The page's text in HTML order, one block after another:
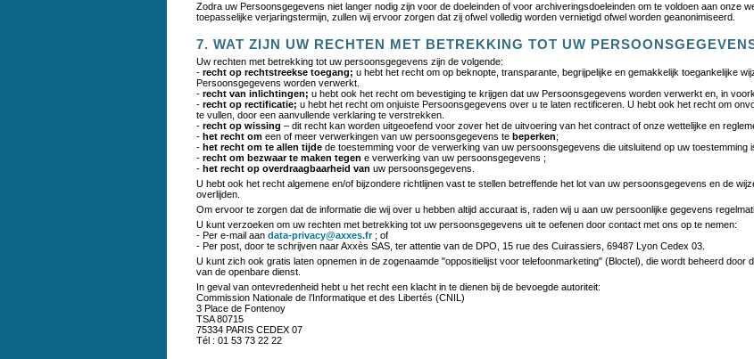
Zodra uw Persoonsgegevens niet langer nodig zijn voor de doeleinden of voor archiveringsdoeleinden om te voldoen aan onze
toepasselijke verjaringstermijn, zullen wij ervoor zorgen dat zij ofwel volledig worden vernietigd ofwel worden geanonimiseerd.
7. WAT ZIJN UW RECHTEN MET BETREKKING TOT UW
Uw rechten met betrekking tot uw persoonsgegevens zijn de volgende:
- recht op rechtstreekse toegang; u hebt het recht om op beknopte, transparante, begrijpelijke en gemakkelijk toegankelijke
Persoonsgegevens worden verwerkt.
- recht van inlichtingen; u hebt ook het recht om bevestiging te krijgen dat uw Persoonsgegevens worden verwerkt en, in
- recht op rectificatie; u hebt het recht om onjuiste Persoonsgegevens over u te laten rectificeren. U hebt ook het recht om
te vullen, door een aanvullende verklaring te verstrekken.
- recht op wissing – dit recht kan worden uitgeoefend voor zover het de uitvoering van het contract of onze wettelijke en
- het recht om een of meer verwerkingen van uw persoonsgegevens te beperken;
- het recht om te allen tijde de toestemming voor de verwerking van uw persoonsgegevens die uitsluitend op uw toestemming
- recht om bezwaar te maken tegen e verwerking van uw persoonsgegevens ;
- het recht op overdraagbaarheid van uw persoonsgegevens.
U hebt ook het recht algemene en/of bijzondere richtlijnen vast te stellen betreffende het lot van uw persoonsgegevens en de
overlijden.
Om ervoor te zorgen dat de informatie die wij over u hebben altijd accuraat is, raden wij u aan uw persoonlijke gegevens
U kunt verzoeken om uw rechten met betrekking tot uw persoonsgegevens uit te oefenen door contact met ons op te nemen:
- Per e-mail aan data-privacy@axxes.fr; of
- Per post, door te schrijven naar Axxès SAS, ter attentie van de DPO, 15 rue des Cuirassiers, 69487 Lyon Cedex 03.
U kunt zich ook gratis laten opnemen in de zogenaamde "oppositielijst voor telefoonmarketing" (Bloctel), die wordt beheerd door
van de openbare dienst.
In geval van ontevredenheid hebt u het recht een klacht in te dienen bij de bevoegde autoriteit:
Commission Nationale de l’Informatique et des Libertés (CNIL)
3 Place de Fontenoy
TSA 80715
75334 PARIS CEDEX 07
Tél : 01 53 73 22 22